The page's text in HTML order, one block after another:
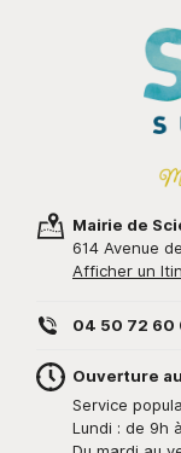
Mairie de
614 Avenue
Afficher un
04 50 72 60
Ouverture
Service
Lundi : de 9h